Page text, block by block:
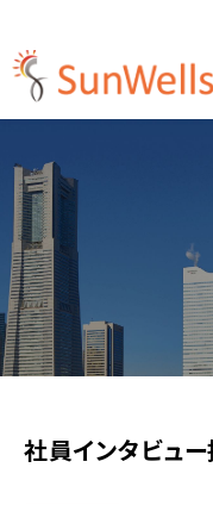
社員インタビュー